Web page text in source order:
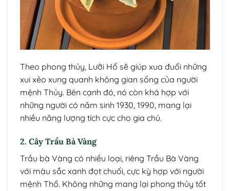
Theo phong thủy, Lưỡi Hổ sẽ giúp xua đuổi những
xui xẻo xung quanh không gian sống của người
mệnh Thủy. Bên cạnh đó, nó còn khá hợp với
những người có năm sinh 1930, 1990, mang lại
nhiều năng lượng tích cực cho gia chủ.
2. Cây Trầu Bà Vàng
Trầu bà Vàng có nhiều loại, riêng Trầu Bà Vàng
với màu sắc xanh đọt chuối, cực kỳ hợp với người
mệnh Thổ. Không những mang lại phong thủy tốt